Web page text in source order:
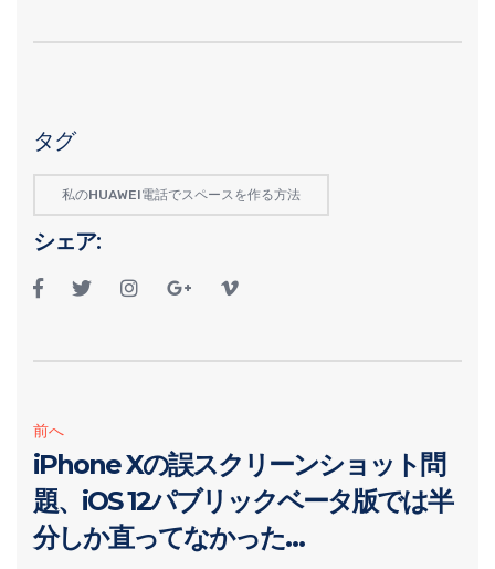
タグ
私のHUAWEI電話でスペースを作る方法
シェア:
前へ
iPhone Xの誤スクリーンショット問
題、iOS 12パブリックベータ版では半
分しか直ってなかった…